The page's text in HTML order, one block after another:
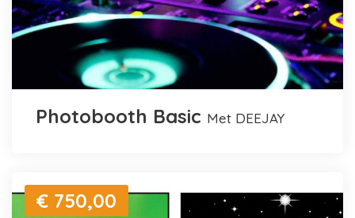
Photobooth Basic met DEEJAY
€ 750,00